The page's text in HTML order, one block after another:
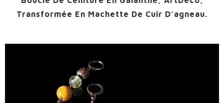
Transformée En Machette De Cuir D’agneau.